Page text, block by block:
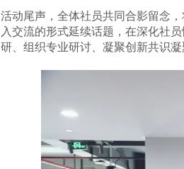
活动尾声，全体社员共同合影留念
入交流的形式延续话题，在深化社
研、组织专业研讨、凝聚创新共识凝